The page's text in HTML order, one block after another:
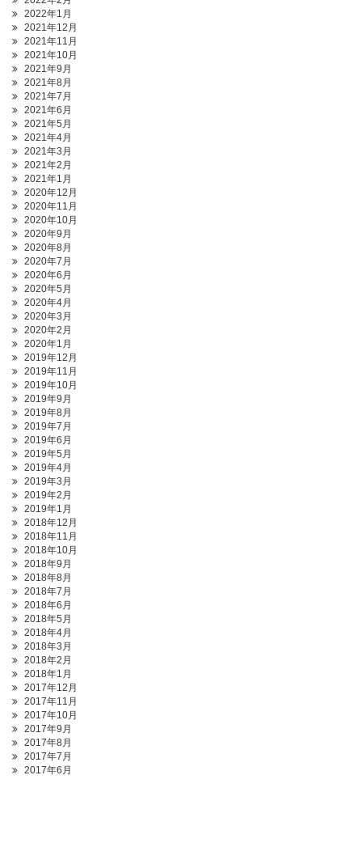
2022年1月
2021年12月
2021年11月
2021年10月
2021年9月
2021年8月
2021年7月
2021年6月
2021年5月
2021年4月
2021年3月
2021年2月
2021年1月
2020年12月
2020年11月
2020年10月
2020年9月
2020年8月
2020年7月
2020年6月
2020年5月
2020年4月
2020年3月
2020年2月
2020年1月
2019年12月
2019年11月
2019年10月
2019年9月
2019年8月
2019年7月
2019年6月
2019年5月
2019年4月
2019年3月
2019年2月
2019年1月
2018年12月
2018年11月
2018年10月
2018年9月
2018年8月
2018年7月
2018年6月
2018年5月
2018年4月
2018年3月
2018年2月
2018年1月
2017年12月
2017年11月
2017年10月
2017年9月
2017年8月
2017年7月
2017年6月